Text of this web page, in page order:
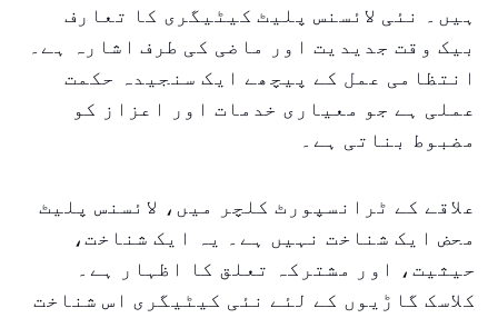
ہیں۔ نئی لائسنس پلیٹ کیٹیگری کا تعارف
بیک وقت جدیدیت اور ماضی کی طرف اشارہ ہے۔
انتظامی عمل کے پیچھے ایک سنجیدہ حکمت
عملی ہے جو معیاری خدمات اور اعزاز کو
مضبوط بناتی ہے۔
علاقے کے ٹرانسپورٹ کلچر میں، لائسنس پلیٹ
محض ایک شناخت نہیں ہے۔ یہ ایک شناخت،
حیثیت، اور مشترکہ تعلق کا اظہار ہے۔
کلاسک گاڑیوں کے لئے نئی کیٹیگری اس شناخت